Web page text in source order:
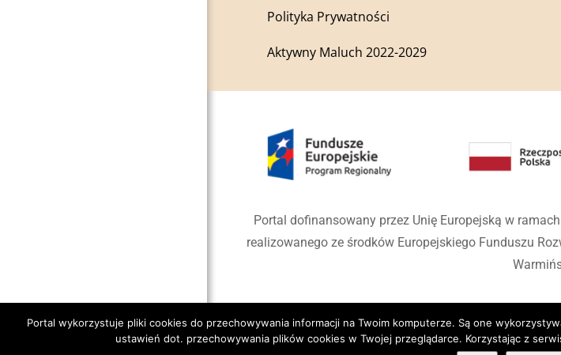
Polityka Prywatności
Aktywny Maluch 2022-2029
Portal dofinansowany przez Unię Europejską w
realizowanego ze środków Europejskiego Funduszu
Copyright 2020 Gmina Janowiec Kościelny
Portal wykorzystuje pliki cookies do przechowywania informacji na Twoim komputerze. Są one
ustawień dot. przechowywania plików cookies w Twojej przeglądarce. Korzystając z